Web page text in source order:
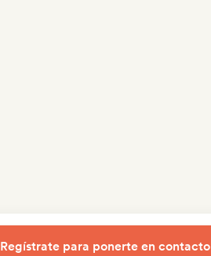
Regístrate para ponerte en contacto